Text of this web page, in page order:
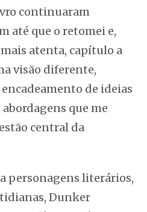
continuaram
até que o retomei e,
atenta, capítulo a
visão diferente,
de ideias
que me
central da
personagens literários,
Dunker